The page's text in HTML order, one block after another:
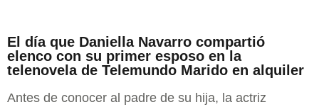
El día que Daniella Navarro compartió
elenco con su primer esposo en la
telenovela de Telemundo Marido en alquiler
Antes de conocer al padre de su hija, la actriz